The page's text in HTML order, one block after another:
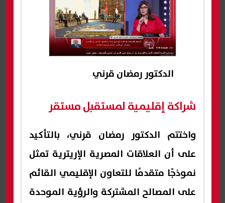
الدكتور رمضان قرني
شراكة إقليمية لمستقبل مستقر
واختتم الدكتور رمضان قرني، بالتأكيد
على أن العلاقات المصرية الإريترية تمثل
نموذجًا متقدمًا للتعاون الإقليمي القائم
على المصالح المشتركة والرؤية الموحدة